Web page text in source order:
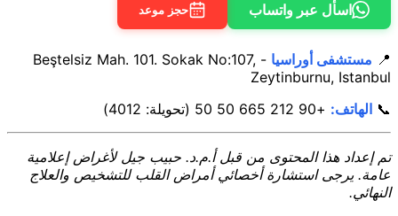
اسأل عبر واتساب حجز موعد
📍 مستشفى أوراسيا
- Beştelsiz Mah. 101. Sokak No:107,
Zeytinburnu, Istanbul
📞 الهاتف: +90 212 665 50 50 (تحويلة: 4012)
تم إعداد هذا المحتوى من قبل أ.م.د. حبيب جيل لأغراض إعلامية
عامة. يرجى استشارة أخصائي أمراض القلب للتشخيص والعلاج
النهائي.